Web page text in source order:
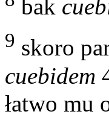
bak
9 skoro
cuebidem
łatwo mu